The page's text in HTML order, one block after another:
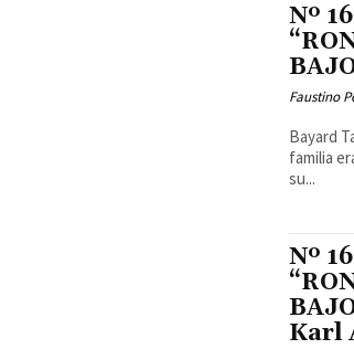
Nº
Faustino
Bayard
familia
su...
Nº
Karl